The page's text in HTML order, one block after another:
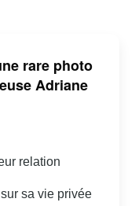
rare photo
Adriane
relation
sa vie privée